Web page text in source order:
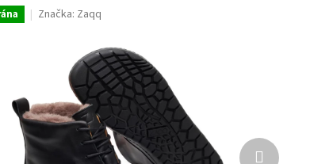
Značka: Zaqq